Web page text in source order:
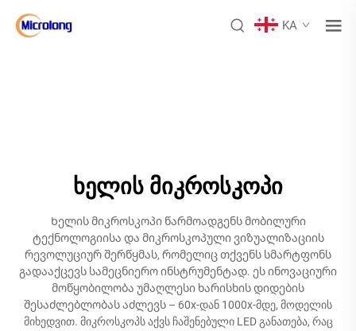
KA
ხელის მიკროსკოპი
Ხელის მიკროსკოპი წარმოადგენს მობილური
ტექნოლოგიისა და მიკროსკოპული ვიზუალიზაციის
რევოლუციურ შერწყმას, რომელიც თქვენს სმარტფონს
გადააქცევს სამეცნიერო ინსტრუმენტად. ეს ინოვაციური
მოწყობილობა უმაღლესი ხარისხის დიდების
შესაძლებლობას აძლევს – 60x-დან 1000x-მდე, მოდელის
მიხედვით. მიკროსკოპს აქვს ჩაშენებული LED განათება, რაც